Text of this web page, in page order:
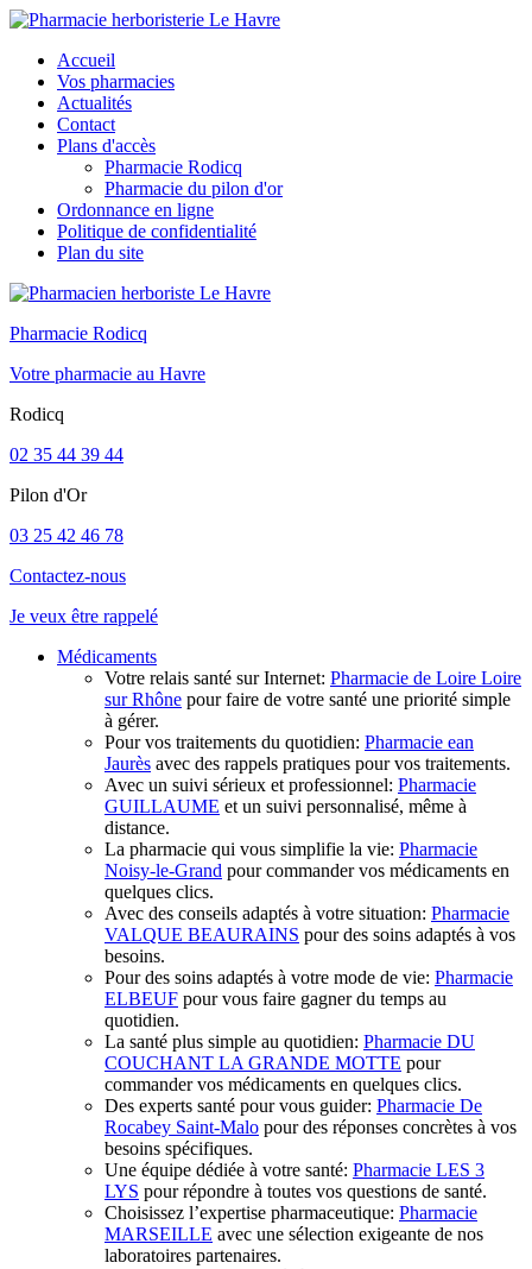
Accueil
Vos pharmacies
Actualités
Contact
Plans d'accès
Pharmacie Rodicq
Pharmacie du pilon d'or
Ordonnance en ligne
Politique de confidentialité
Plan du site
Pharmacie Rodicq
Votre pharmacie au Havre
Rodicq
02 35 44 39 44
Pilon d'Or
03 25 42 46 78
Contactez-nous
Je veux être rappelé
Médicaments
Votre relais santé sur Internet: Pharmacie de Loire Loire
sur Rhône pour faire de votre santé une priorité simple
à gérer.
Pour vos traitements du quotidien: Pharmacie ean
Jaurès avec des rappels pratiques pour vos traitements.
Avec un suivi sérieux et professionnel: Pharmacie
GUILLAUME et un suivi personnalisé, même à
distance.
La pharmacie qui vous simplifie la vie: Pharmacie
Noisy-le-Grand pour commander vos médicaments en
quelques clics.
Avec des conseils adaptés à votre situation: Pharmacie
VALQUE BEAURAINS pour des soins adaptés à vos
besoins.
Pour des soins adaptés à votre mode de vie: Pharmacie
ELBEUF pour vous faire gagner du temps au
quotidien.
La santé plus simple au quotidien: Pharmacie DU
COUCHANT LA GRANDE MOTTE pour
commander vos médicaments en quelques clics.
Des experts santé pour vous guider: Pharmacie De
Rocabey Saint-Malo pour des réponses concrètes à vos
besoins spécifiques.
Une équipe dédiée à votre santé: Pharmacie LES 3
LYS pour répondre à toutes vos questions de santé.
Choisissez l’expertise pharmaceutique: Pharmacie
MARSEILLE avec une sélection exigeante de nos
laboratoires partenaires.